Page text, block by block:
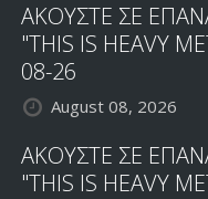
ΑΚΟΥΣΤΕ ΣΕ
"THIS IS HEAVY
08-26
August 08, 2026
ΑΚΟΥΣΤΕ ΣΕ
"THIS IS HEAVY